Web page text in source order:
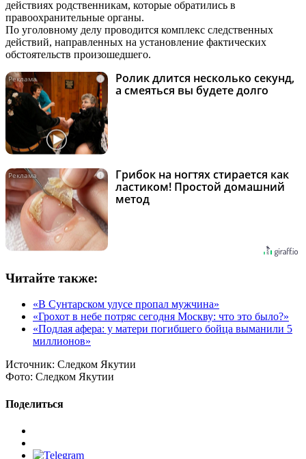
действиях родственникам, которые обратились в
правоохранительные органы.
По уголовному делу проводится комплекс следственных
действий, направленных на установление фактических
обстоятельств произошедшего.
i
Ролик длится несколько секунд,
а смеяться вы будете долго
i
Грибок на ногтях стирается как
ластиком! Простой домашний
метод
Читайте также:
«В Сунтарском улусе пропал мужчина»
«Грохот в небе потряс сегодня Москву: что это было?»
«Подлая афера: у матери погибшего бойца выманили 5
миллионов»
Источник: Следком Якутии
Фото: Следком Якутии
Поделиться